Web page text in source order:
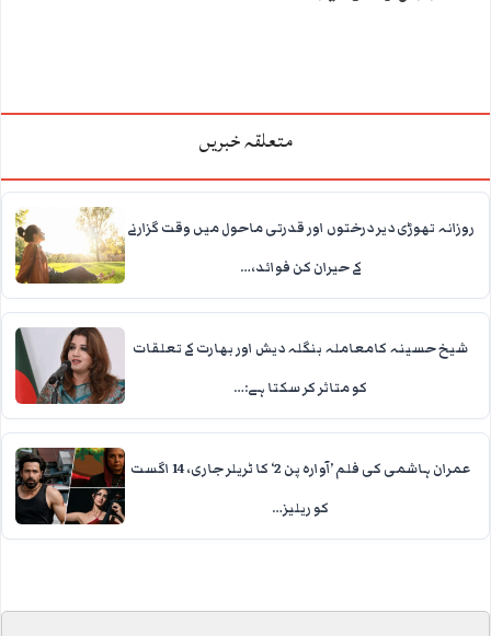
متعلقہ خبریں
روزانہ تھوڑی دیر درختوں اور قدرتی ماحول میں وقت گزارنے
کے حیران کن فوائد،…
شیخ حسینہ کامعاملہ بنگلہ دیش اور بھارت کے تعلقات
کو متاثر کر سکتا ہے:…
عمران ہاشمی کی فلم ’آوارہ پن 2‘ کا ٹریلر جاری، 14 اگست
کو ریلیز…